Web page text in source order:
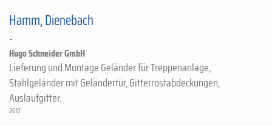
Hamm, Dienebach
-
Hugo Schneider GmbH
Lieferung und Montage Geländer für Treppenanlage,
Stahlgeländer mit Geländertür, Gitterrostabdeckungen,
Auslaufgitter.
2017